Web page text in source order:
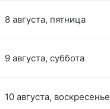
8 августа, пятница
9 августа, суббота
10 августа, воскресенье